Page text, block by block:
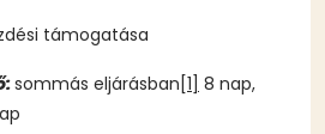
támogatása
sommás eljárásban [1] 8 nap,